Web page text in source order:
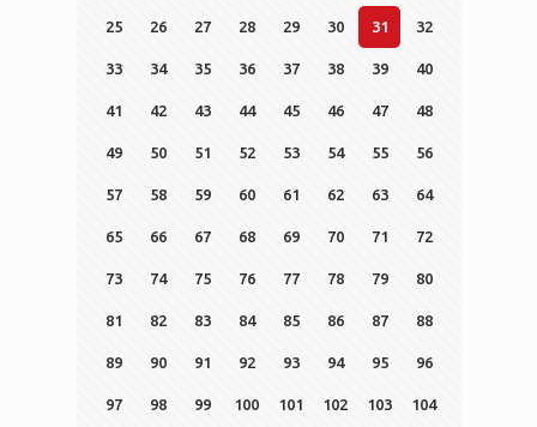
25 26 27 28 29 30 31 32
33 34 35 36 37 38 39 40
41 42 43 44 45 46 47 48
49 50 51 52 53 54 55 56
57 58 59 60 61 62 63 64
65 66 67 68 69 70 71 72
73 74 75 76 77 78 79 80
81 82 83 84 85 86 87 88
89 90 91 92 93 94 95 96
97 98 99 100 101 102 103 104